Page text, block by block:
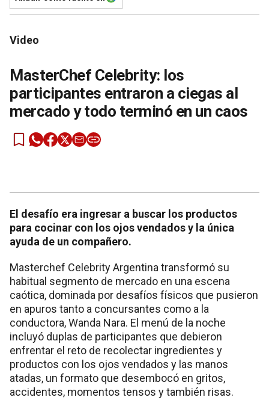
Video
MasterChef Celebrity: los
participantes entraron a ciegas al
mercado y todo terminó en un caos
El desafío era ingresar a buscar los productos
para cocinar con los ojos vendados y la única
ayuda de un compañero.
Masterchef Celebrity Argentina transformó su
habitual segmento de mercado en una escena
caótica, dominada por desafíos físicos que pusieron
en apuros tanto a concursantes como a la
conductora, Wanda Nara. El menú de la noche
incluyó duplas de participantes que debieron
enfrentar el reto de recolectar ingredientes y
productos con los ojos vendados y las manos
atadas, un formato que desembocó en gritos,
accidentes, momentos tensos y también risas.